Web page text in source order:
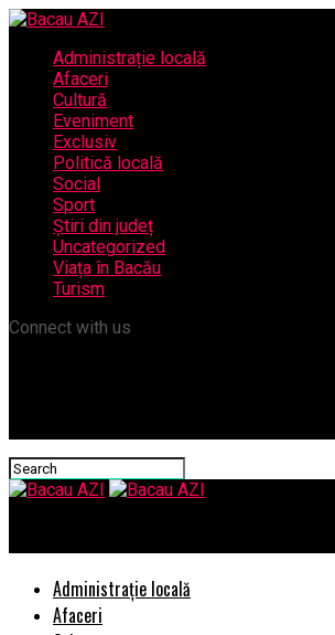
Administrație locală
Afaceri
Cultură
Eveniment
Exclusiv
Politică locală
Social
Sport
Știri din județ
Uncategorized
Viața în Bacău
Turism
Connect with us
Administrație locală
Afaceri